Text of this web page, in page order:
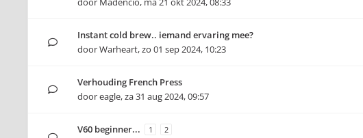
Instant cold brew.. iemand ervaring mee?
doorWarheart,zo 01 sep 2024, 10:23
Verhouding French Press
dooreagle,za 31 aug 2024, 09:57
V60 beginner... 1 2